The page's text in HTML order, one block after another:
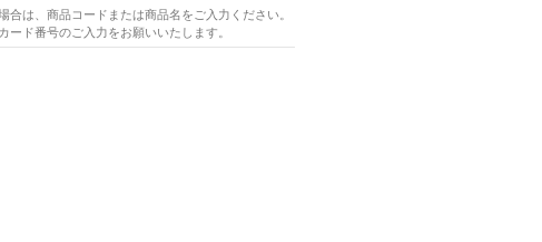
は、商品コードまたは商品名をご入力ください。
ド番号のご入力をお願いいたします。